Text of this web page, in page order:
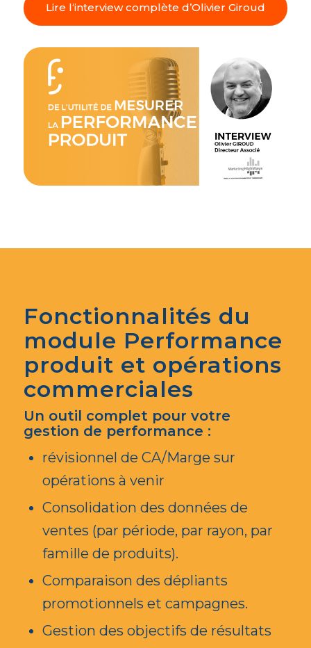
Lire l‘interview complète d’Olivier Giroud
Fonctionnalités du
module Performance
produit et opérations
commerciales
Un outil complet pour votre
gestion de performance :
révisionnel de CA/Marge sur
opérations à venir
Consolidation des données de
ventes (par période, par rayon, par
famille de produits).
Comparaison des dépliants
promotionnels et campagnes.
Gestion des objectifs de résultats